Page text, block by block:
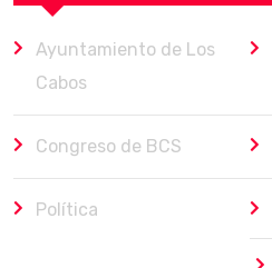
Ayuntamiento de Los
Cabos
Congreso de BCS
Política